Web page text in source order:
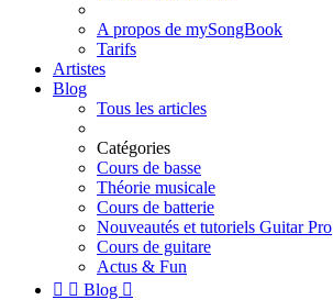
A propos de mySongBook
Tarifs
Artistes
Blog
Tous les articles
Catégories
Cours de basse
Théorie musicale
Cours de batterie
Nouveautés et tutoriels Guitar Pro
Cours de guitare
Actus & Fun
  Blog 